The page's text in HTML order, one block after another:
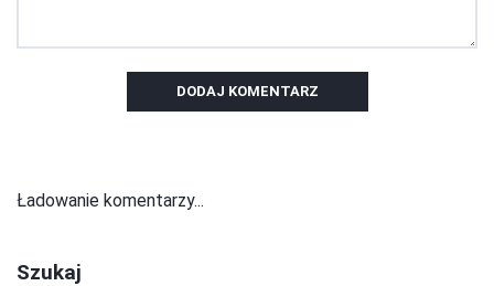
DODAJ KOMENTARZ
Ładowanie komentarzy...
Szukaj